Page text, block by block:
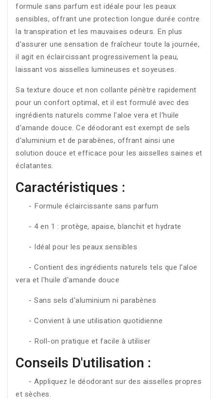
formule sans parfum est idéale pour les peaux
sensibles, offrant une protection longue durée contre
la transpiration et les mauvaises odeurs. En plus
d'assurer une sensation de fraîcheur toute la journée,
il agit en éclaircissant progressivement la peau,
laissant vos aisselles lumineuses et soyeuses.
Sa texture douce et non collante pénètre rapidement
pour un confort optimal, et il est formulé avec des
ingrédients naturels comme l'aloe vera et l'huile
d'amande douce. Ce déodorant est exempt de sels
d'aluminium et de parabènes, offrant ainsi une
solution douce et efficace pour les aisselles saines et
éclatantes.
Caractéristiques :
- Formule éclaircissante sans parfum
- 4 en 1 : protège, apaise, blanchit et hydrate
- Idéal pour les peaux sensibles
- Contient des ingrédients naturels tels que l'aloe
vera et l'huile d'amande douce
- Sans sels d'aluminium ni parabènes
- Convient à une utilisation quotidienne
- Roll-on pratique et facile à utiliser
Conseils D'utilisation :
- Appliquez le déodorant sur des aisselles propres
et sèches.